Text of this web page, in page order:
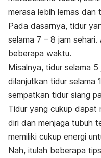
merasa lebih lemas dan
Pada dasarnya, tidur
selama 7 – 8 jam
beberapa waktu.
Misalnya, tidur selama
dilanjutkan tidur selama
sempatkan tidur siang
Tidur yang cukup dapat
diri dan menjaga tubuh
memiliki cukup energi
Nah, itulah beberapa tips